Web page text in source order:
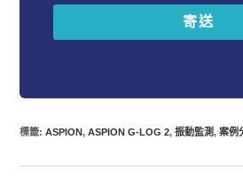
寄送
標籤:ASPION, ASPION G-LOG 2, 振動監測, 案例